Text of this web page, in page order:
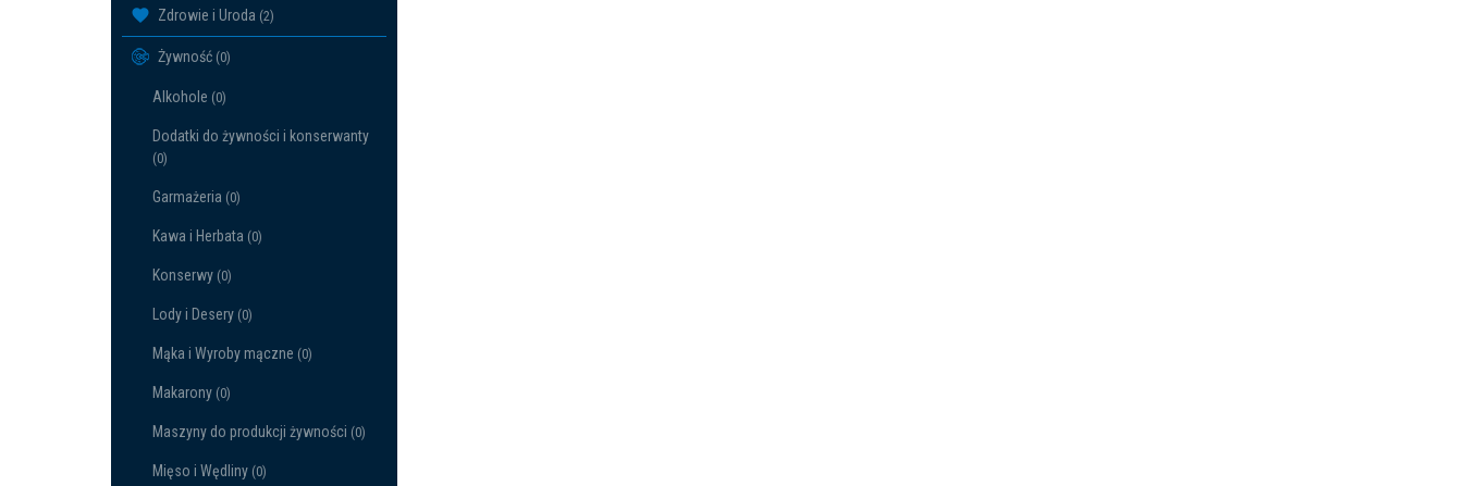
Zdrowie i Uroda (2)
Żywność (0)
Alkohole (0)
Dodatki do żywności i konserwanty
(0)
Garmażeria (0)
Kawa i Herbata (0)
Konserwy (0)
Lody i Desery (0)
Mąka i Wyroby mączne (0)
Makarony (0)
Maszyny do produkcji żywności (0)
Mięso i Wędliny (0)